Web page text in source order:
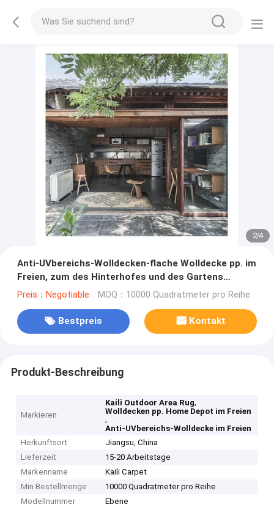
2/4
Anti-UVbereichs-Wolldecken-flache Wolldecke pp. im
Freien, zum des Hinterhofes und des Gartens
aufzuheitern
Preis：Negotiable MOQ：10000 Quadratmeter pro Reihe
Bestpreis Kontakt
Produkt-Beschreibung
Markieren
Kaili Outdoor Area Rug,
Wolldecken pp. Home Depot im Freien
,
Anti-UVbereichs-Wolldecke im Freien
Herkunftsort
Jiangsu, China
Lieferzeit
15-20 Arbeitstage
Markenname
Kaili Carpet
Min Bestellmenge
10000 Quadratmeter pro Reihe
Modellnummer
Ebene